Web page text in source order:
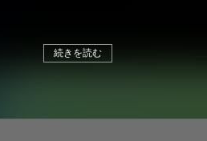
続きを読む